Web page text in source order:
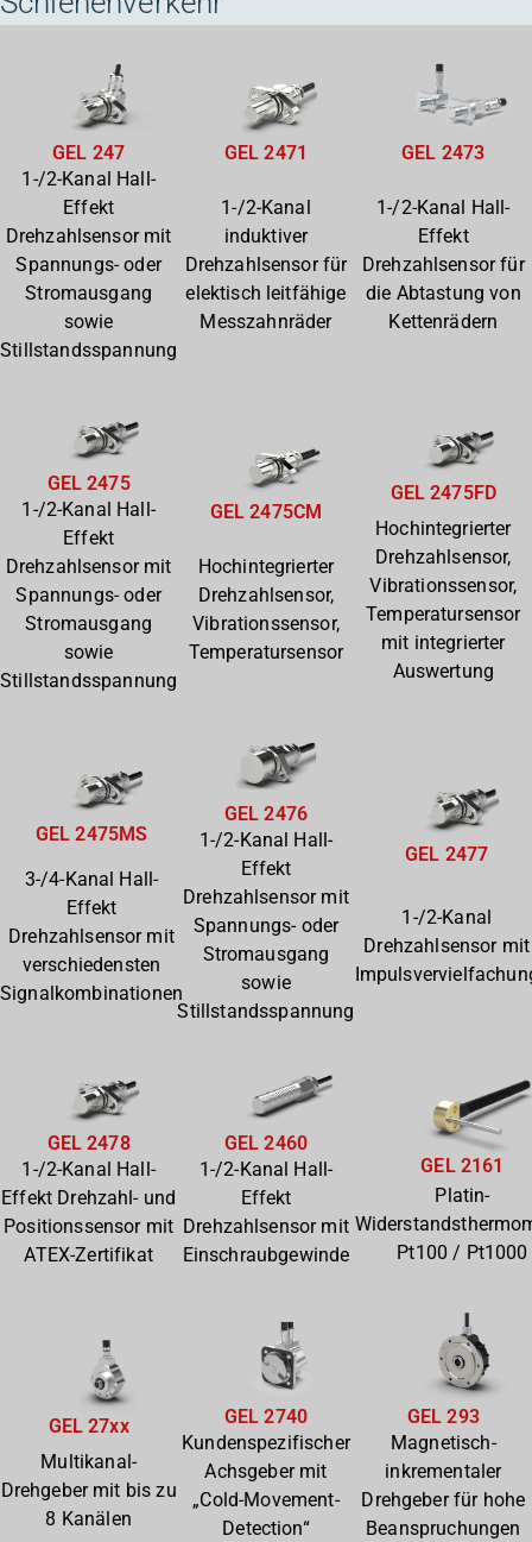
GEL 247
1-/2-Kanal Hall-
Effekt
Drehzahlsensor mit
Spannungs- oder
Stromausgang
sowie
Stillstandsspannung
GEL 2471
1-/2-Kanal
induktiver
Drehzahlsensor für
elektisch leitfähige
Messzahnräder
GEL 2473
1-/2-Kanal Hall-
Effekt
Drehzahlsensor für
die Abtastung von
Kettenrädern
GEL 2475
1-/2-Kanal Hall-
Effekt
Drehzahlsensor mit
Spannungs- oder
Stromausgang
sowie
Stillstandsspannung
GEL 2475CM
Hochintegrierter
Drehzahlsensor,
Vibrationssensor,
Temperatursensor
GEL 2475FD
Hochintegrierter
Drehzahlsensor,
Vibrationssensor,
Temperatursensor
mit integrierter
Auswertung
GEL 2475MS
3-/4-Kanal Hall-
Effekt
Drehzahlsensor mit
verschiedensten
Signalkombinationen
GEL 2476
1-/2-Kanal Hall-
Effekt
Drehzahlsensor mit
Spannungs- oder
Stromausgang
sowie
Stillstandsspannung
GEL 2477
1-/2-Kanal
Drehzahlsensor mit
GEL 2478
1-/2-Kanal Hall-
Effekt Drehzahl- und
Positionssensor mit
ATEX-Zertifikat
GEL 2460
1-/2-Kanal Hall-
Effekt
Drehzahlsensor mit
Einschraubgewinde
GEL 2161
Platin-
Pt100 / Pt1000
GEL 27xx
Multikanal-
Drehgeber mit bis zu
8 Kanälen
GEL 2740
Kundenspezifischer
Achsgeber mit
„Cold-Movement-
Detection“
GEL 293
Magnetisch-
inkrementaler
Drehgeber für hohe
Beanspruchungen